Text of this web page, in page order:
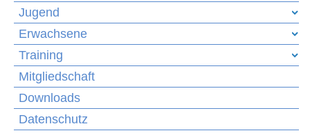
Jugend
Erwachsene
Training
Mitgliedschaft
Downloads
Datenschutz